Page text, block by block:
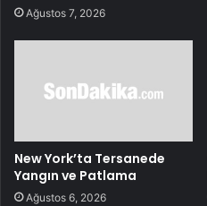
Ağustos 7, 2026
New York’ta Tersanede
Yangın ve Patlama
Ağustos 6, 2026